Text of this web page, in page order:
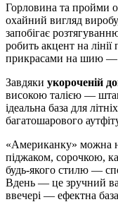
Горловина та пройми
охайний вигляд
запобігає
робить акцент на лінії
прикрасами на шию —
Завдяки укороченій
високою талією —
ідеальна база для
багатошарового
«Американку» можна
піджаком, сорочкою,
будь-якого стилю —
Вдень — це зручний
ввечері — ефектна